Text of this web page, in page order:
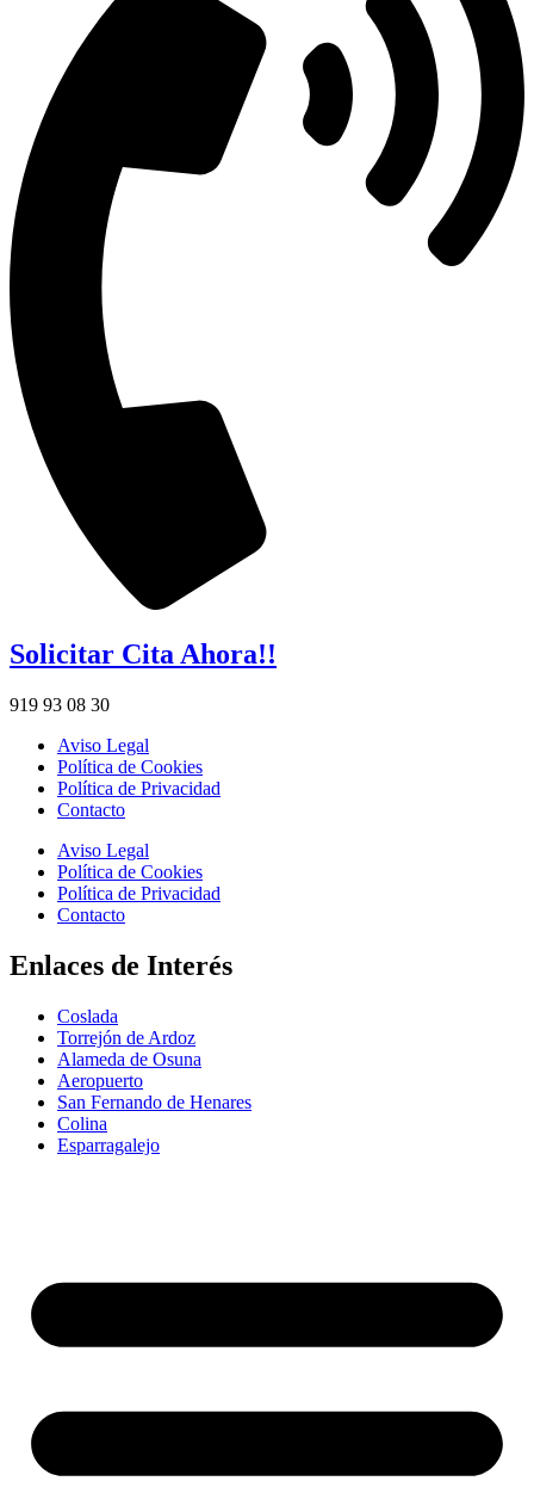
Solicitar Cita Ahora!!
919 93 08 30
Aviso Legal
Política de Cookies
Política de Privacidad
Contacto
Aviso Legal
Política de Cookies
Política de Privacidad
Contacto
Enlaces de Interés
Coslada
Torrejón de Ardoz
Alameda de Osuna
Aeropuerto
San Fernando de Henares
Colina
Esparragalejo